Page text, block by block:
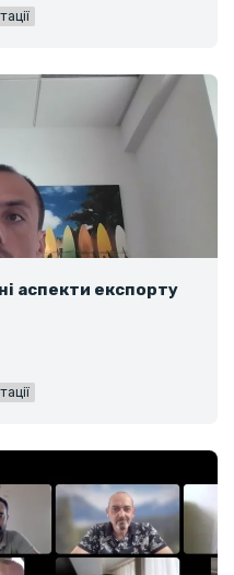
аспекти експорту